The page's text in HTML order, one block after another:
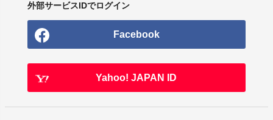
外部サービスIDでログイン
Facebook
Yahoo! JAPAN ID